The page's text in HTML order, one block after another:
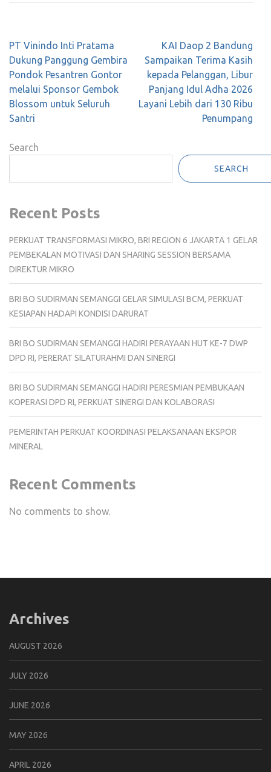
Post
navigation
PT Vinindo Inti Pratama
Dukung Panggung Gembira
Pondok Pesantren Gontor
melalui Sponsor Gembok
Blossom untuk Seluruh
Santri
KAI Daop 2 Bandung
Sampaikan Terima Kasih
kepada Pelanggan, Libur
Panjang Idul Adha 2026
Layani Lebih dari 130 Ribu
Penumpang
Search
SEARCH
Recent Posts
PERKUAT TRANSFORMASI MIKRO, BRI REGION 6 JAKARTA 1 GELAR
PEMBEKALAN MOTIVASI DAN SHARING SESSION BERSAMA
DIREKTUR MIKRO
BRI BO SUDIRMAN SEMANGGI GELAR SIMULASI BCM, PERKUAT
KESIAPAN HADAPI KONDISI DARURAT
BRI BO SUDIRMAN SEMANGGI HADIRI PERAYAAN HUT KE-7 DWP
DPD RI, PERERAT SILATURAHMI DAN SINERGI
BRI BO SUDIRMAN SEMANGGI HADIRI PERESMIAN PEMBUKAAN
KOPERASI DPD RI, PERKUAT SINERGI DAN KOLABORASI
PEMERINTAH PERKUAT KOORDINASI PELAKSANAAN EKSPOR
MINERAL
Recent Comments
No comments to show.
Archives
AUGUST 2026
JULY 2026
JUNE 2026
MAY 2026
APRIL 2026